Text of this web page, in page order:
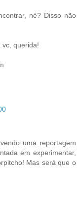
né? Disso não
vc, querida!
uma reportagem
em experimentar,
Mas será que o